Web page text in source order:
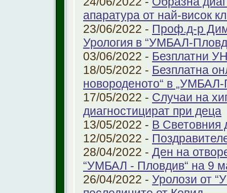
апаратура от най-висок
23/06/2022 - Проф.д-р
Урология в “УМБАЛ-
03/06/2022 - Безплатни
18/05/2022 - Безплатна
новороденото“ в „УМБАЛ-
17/05/2022 - Случаи на
диагностицират при деца
13/05/2022 - В Световния
12/05/2022 -
28/04/2022 - Ден на
“УМБАЛ - Пловдив“ на 9
26/04/2022 - Уролози от